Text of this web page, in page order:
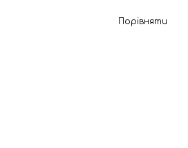
Порівняти